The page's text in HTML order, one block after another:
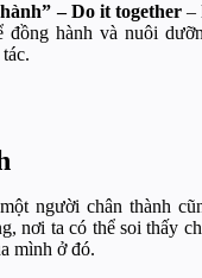
– Do it together –
đồng hành và nuôi
người chân thành
nơi ta có thể soi thấy
mình ở đó.